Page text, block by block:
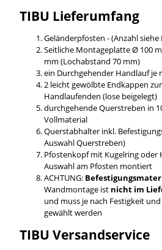
TIBU Lieferumfang
Geländerpfosten - (Anzahl siehe
Seitliche Montageplatte Ø 100
mm (Lochabstand 70 mm)
ein Durchgehender Handlauf je
2 leicht gewölbte Endkappen
Handlaufenden (lose beigelegt)
durchgehende Querstreben in
Vollmaterial
Querstabhalter inkl.
Auswahl Querstreben)
Pfostenkopf mit Kugelring oder
Auswahl am Pfosten montiert
ACHTUNG:
Wandmontage ist nicht im
und muss je nach Festigkeit
gewählt werden
TIBU Versandservice